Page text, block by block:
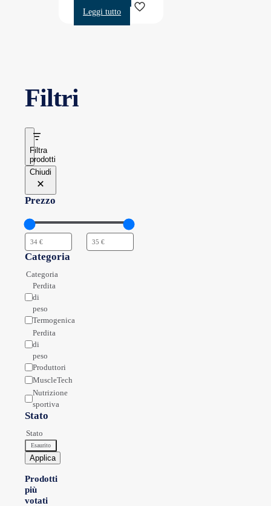
Leggi tutto
Filtri
Filtra
prodotti
Chiudi
Prezzo
Categoria
Categoria
Perdita
di
peso
Termogenica
Perdita
di
peso
Produttori
MuscleTech
Nutrizione
sportiva
Stato
Stato
Esaurito
Applica
Prodotti
più
votati